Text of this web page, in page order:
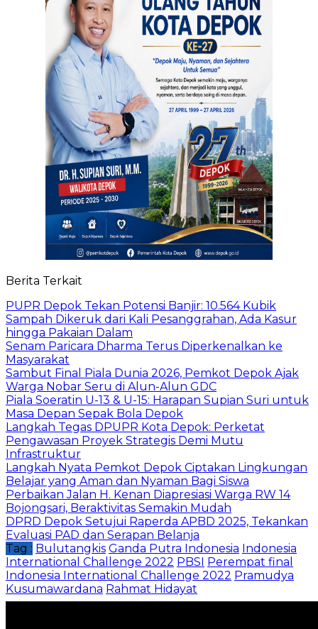
Berita Terkait
PUPR Depok Tekan Potensi Banjir: 10.564 Kubik
Sampah Dikeruk dari Kali Pesanggrahan, Ada Kasur
hingga Pakaian Dalam
Senam Paricara Dharma Terus Diperkenalkan ke
Masyarakat
Sambut Final Piala Dunia 2026, Pemkot Depok Ajak
Warga Nobar Seru di Alun-Alun GDC
Piala Soeratin U-13 & U-15: Harapan Supian Suri untuk
Masa Depan Sepak Bola Depok
Langkah Tegas DPUPR Kota Depok: Perketat
Pengawasan Proyek Strategis Demi Mutu
Infrastruktur
Langkah Nyata Pemkot Depok Ciptakan Lingkungan
Belajar yang Aman dan Nyaman Bagi Siswa
Perbaikan Jalan H. Kenan Diapresiasi Warga RW 14
Bojongsari, Beraktivitas Semakin Mudah
DPRD Depok Setujui Raperda APBD 2025, Tekankan
Evaluasi PAD dan Serapan Belanja
Tag : Bulutangkis Ganda Putra Indonesia Indonesia
International Challenge 2022 PBSI Perempat final
Indonesia International Challenge 2022 Pramudya
Kusumawardana Rahmat Hidayat